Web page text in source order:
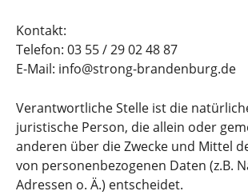
Kontakt:
Telefon: 03 55 / 29 02 48 87
E-Mail: info@strong-brandenburg.de
Verantwortliche Stelle ist die
juristische Person, die allein oder
anderen über die Zwecke und Mittel
von personenbezogenen Daten (z.B.
Adressen o. Ä.) entscheidet.